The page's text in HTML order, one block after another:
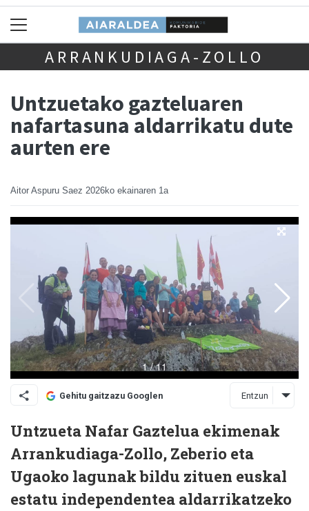
ARRANKUDIAGA-ZOLLO
Untzuetako gazteluaren
nafartasuna aldarrikatu dute
aurten ere
Aitor Aspuru Saez 2026ko ekainaren 1a
Gehitu gaitzazu Googlen Entzun
Untzueta Nafar Gaztelua ekimenak
Arrankudiaga-Zollo, Zeberio eta
Ugaoko lagunak bildu zituen euskal
estatu independentea aldarrikatzeko